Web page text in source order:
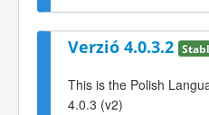
Verzió 4.0.3.2
This is the Polish
4.0.3 (v2)